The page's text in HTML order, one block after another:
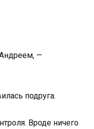
—
подруга.
Вроде ничего